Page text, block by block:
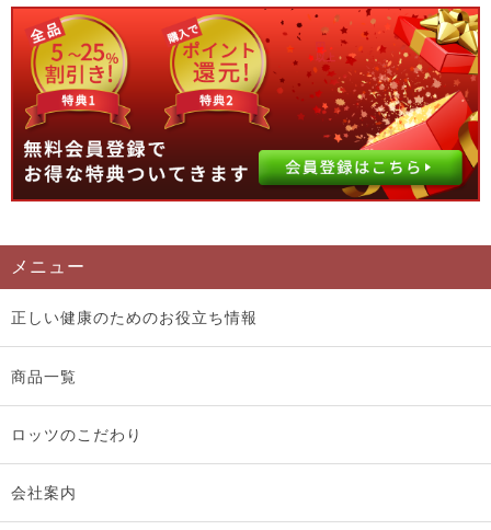
メニュー
正しい健康のためのお役立ち情報
商品一覧
ロッツのこだわり
会社案内